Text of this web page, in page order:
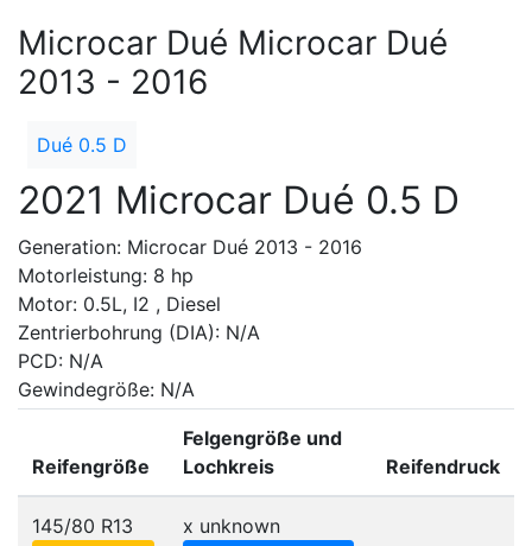
Microcar Dué Microcar Dué
2013 - 2016
Dué 0.5 D
2021 Microcar Dué 0.5 D
Generation: Microcar Dué 2013 - 2016
Motorleistung: 8 hp
Motor: 0.5L, I2 , Diesel
Zentrierbohrung (DIA): N/A
PCD: N/A
Gewindegröße: N/A
Reifengröße
Felgengröße und
Lochkreis
Reifendruck
145/80 R13 x unknown